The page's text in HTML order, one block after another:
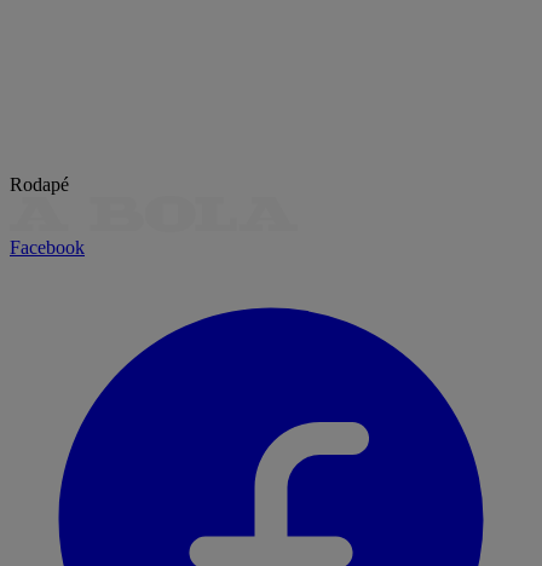
Rodapé
Facebook